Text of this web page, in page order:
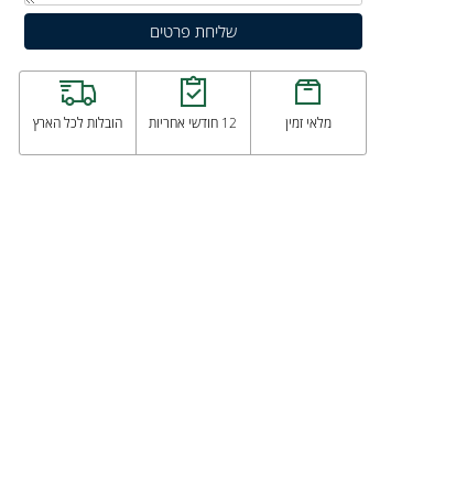
מלאי זמין 12 חודשי אחריות הובלות לכל הארץ